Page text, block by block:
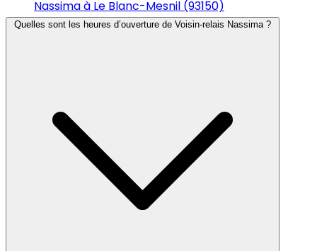
Nassima à Le Blanc-Mesnil (93150)
Quelles sont les heures d’ouverture de Voisin-relais Nassima ?